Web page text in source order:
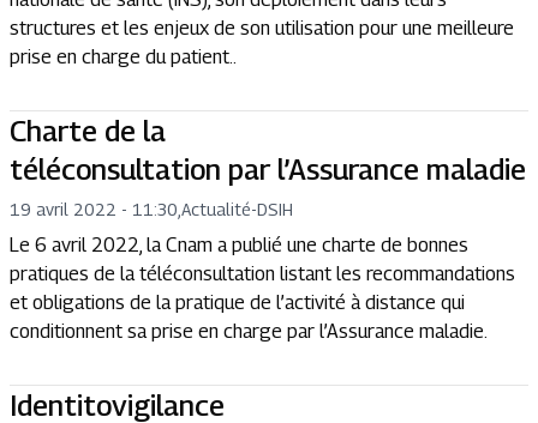
structures et les enjeux de son utilisation pour une meilleure
prise en charge du patient..
Charte de la
téléconsultation par l’Assurance maladie
19 avril 2022 - 11:30 Actualité-DSIH
Le 6 avril 2022, la Cnam a publié une charte de bonnes
pratiques de la téléconsultation listant les recommandations
et obligations de la pratique de l’activité à distance qui
conditionnent sa prise en charge par l’Assurance maladie.
Identitovigilance